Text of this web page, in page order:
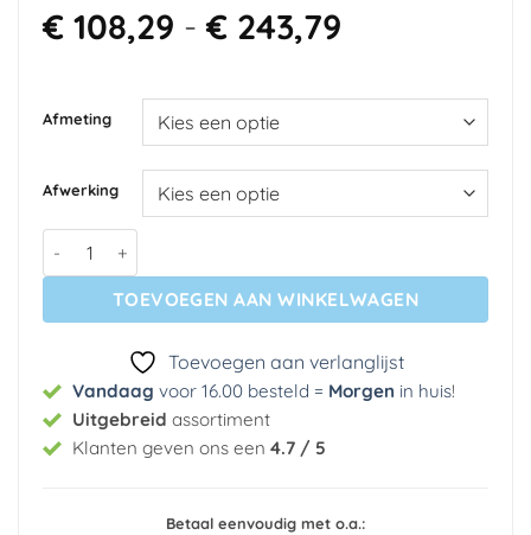
€108,29 - €243,79Prijsklasse:
tot
€ 243,79
Afmeting
Afwerking
Fotobehang - City of lovers, Venice by night aantal
TOEVOEGEN AAN WINKELWAGEN
Toevoegen aan verlanglijst
Vandaag voor 16.00 besteld = Morgen in huis!
Uitgebreid assortiment
Klanten geven ons een 4.7 / 5
Betaal eenvoudig met o.a.: